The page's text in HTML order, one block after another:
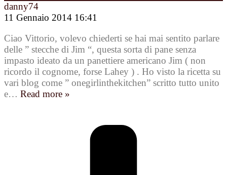
danny74
11 Gennaio 2014 16:41
Ciao Vittorio, volevo chiederti se hai mai sentito parlare
delle ” stecche di Jim “, questa sorta di pane senza
impasto ideato da un panettiere americano Jim ( non
ricordo il cognome, forse Lahey ) . Ho visto la ricetta su
vari blog come ” onegirlinthekitchen” scritto tutto unito
e… Read more »